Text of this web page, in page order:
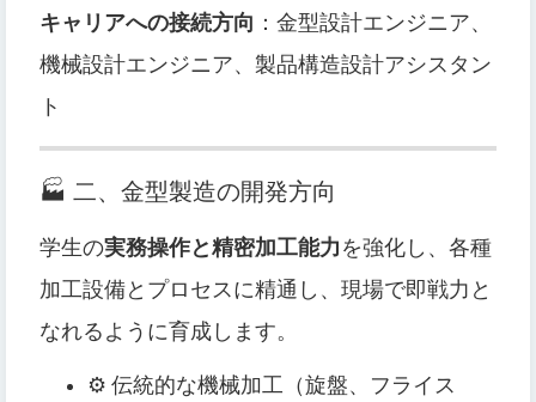
キャリアへの接続方向 ：金型設計エンジニア、
機械設計エンジニア、製品構造設計アシスタン
ト
🏭 二、金型製造の開発方向
学生の実務操作と精密加工能力 を強化し、各種
加工設備とプロセスに精通し、現場で即戦力と
なれるように育成します。
⚙️ 伝統的な機械加工（旋盤、フライス